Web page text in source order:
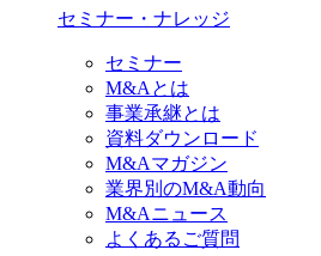
セミナー・ナレッジ
セミナー
M&Aとは
事業承継とは
資料ダウンロード
M&Aマガジン
業界別のM&A動向
M&Aニュース
よくあるご質問